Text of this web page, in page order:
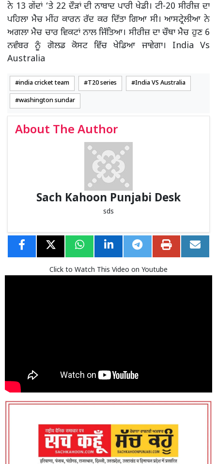
ਨੇ 13 ਗੇਂਦਾਂ ‘ਤੇ 22 ਦੌੜਾਂ ਦੀ ਨਾਬਾਦ ਪਾਰੀ ਖੇਡੀ। ਟੀ-20 ਸੀਰੀਜ਼ ਦਾ
ਪਹਿਲਾ ਮੈਚ ਮੀਂਹ ਕਾਰਨ ਰੱਦ ਕਰ ਦਿੱਤਾ ਗਿਆ ਸੀ। ਆਸਟ੍ਰੇਲੀਆ ਨੇ
ਅਗਲਾ ਮੈਚ ਚਾਰ ਵਿਕਟਾਂ ਨਾਲ ਜਿੱਤਿਆ। ਸੀਰੀਜ਼ ਦਾ ਚੌਥਾ ਮੈਚ ਹੁਣ 6
ਨਵੰਬਰ ਨੂੰ ਗੋਲਡ ਕੋਸਟ ਵਿੱਚ ਖੇਡਿਆ ਜਾਵੇਗਾ। India Vs
Australia
india cricket team T20 series India VS Australia
washington sundar
About The Author
Sach Kahoon Punjabi Desk
sds
Click to Watch This Video on Youtube